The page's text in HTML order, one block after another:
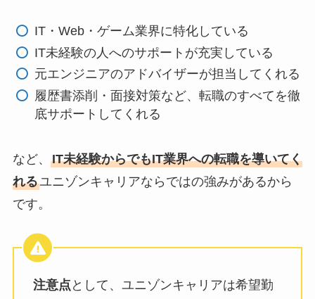
IT・Web・ゲーム業界に特化している
IT未経験の人へのサポートが充実している
元エンジニアのアドバイザーが担当してくれる
履歴書添削・面接対策など、転職のすべてを徹
底サポートしてくれる
など、 IT未経験からでもIT業界への転職を導いてく
れるユニゾンキャリアならではの強みがあるから
です。
注意点 として、ユニゾンキャリアは希望勤